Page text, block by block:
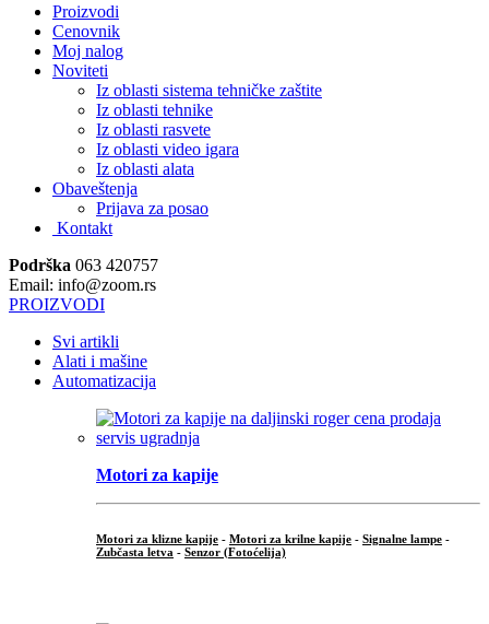
Proizvodi
Cenovnik
Moj nalog
Noviteti
Iz oblasti sistema tehničke zaštite
Iz oblasti tehnike
Iz oblasti rasvete
Iz oblasti video igara
Iz oblasti alata
Obaveštenja
Prijava za posao
Kontakt
Podrška 063 420757
Email: info@zoom.rs
PROIZVODI
Svi artikli
Alati i mašine
Automatizacija
Motori za kapije
Motori za klizne kapije - Motori za krilne kapije - Signalne lampe -
Zubčasta letva - Senzor (Fotoćelija)